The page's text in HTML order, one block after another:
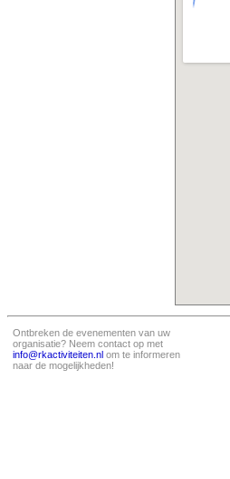
Ontbreken de evenementen van uw
organisatie? Neem contact op met
info@rkactiviteiten.nl om te informeren
naar de mogelijkheden!